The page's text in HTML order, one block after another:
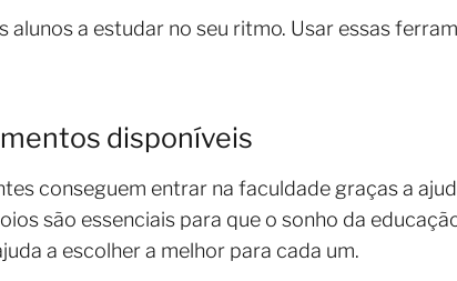
alunos a estudar no seu ritmo. Usar essas
disponíveis
conseguem entrar na faculdade graças a
são essenciais para que o sonho da
a escolher a melhor para cada um.